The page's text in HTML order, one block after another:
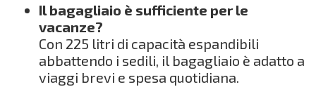
Il bagagliaio è sufficiente per le
vacanze?
Con 225 litri di capacità espandibili
abbattendo i sedili, il bagagliaio è adatto a
viaggi brevi e spesa quotidiana.